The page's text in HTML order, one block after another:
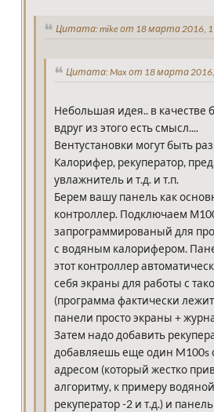
Цитата: mike от 18 марта 2016,
Цитата: Max от 18 марта
Небольшая идея.. в качестве
вдруг из этого есть смысл....
Вентустановки могут быть
Калорифер, рекуператор,
увлажнитель и т.д. и т.п.
Берем вашу панель как
контроллер. Подключаем
запрограммированый для
с водяным калорифером.
этот контроллер
себя экраны для работы с
(программа фактически
панели просто экраны +
Затем надо добавить
добавляешь еще один M100s
адресом (который жестко
алгоритму, к примеру
рекуператор -2 и т.д.) и